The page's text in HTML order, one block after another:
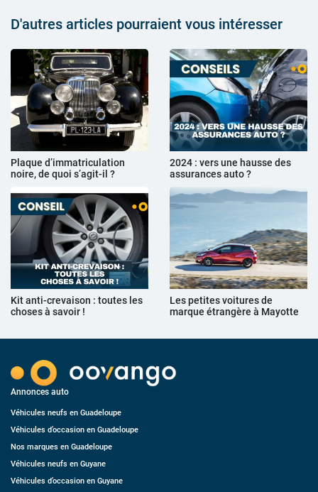
D'autres articles pourraient vous intéresser
Plaque d’immatriculation
noire, de quoi s’agit-il ?
2024 : vers une hausse des
assurances auto ?
Kit anti-crevaison : toutes les
choses à savoir !
Les petites voitures de
marque étrangère à Mayotte
Annonces auto
Véhicules neufs en Guadeloupe
Véhicules d’occasion en Guadeloupe
Nos marques en Guadeloupe
Véhicules neufs en Guyane
Véhicules d’occasion en Guyane